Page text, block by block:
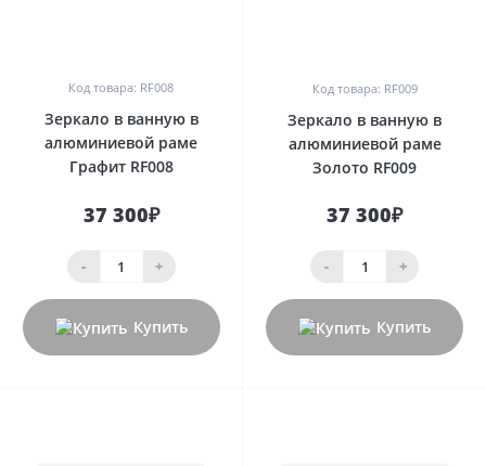
Код товара: RF008
Зеркало в ванную в
алюминиевой раме
Графит RF008
37 300₽
- +
Купить
Код товара: RF009
Зеркало в ванную в
алюминиевой раме
Золото RF009
37 300₽
- +
Купить